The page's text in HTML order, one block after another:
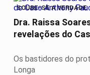
SOUBE-SE A VERDADE
Dra. Raissa
Os bastidores do
Longa